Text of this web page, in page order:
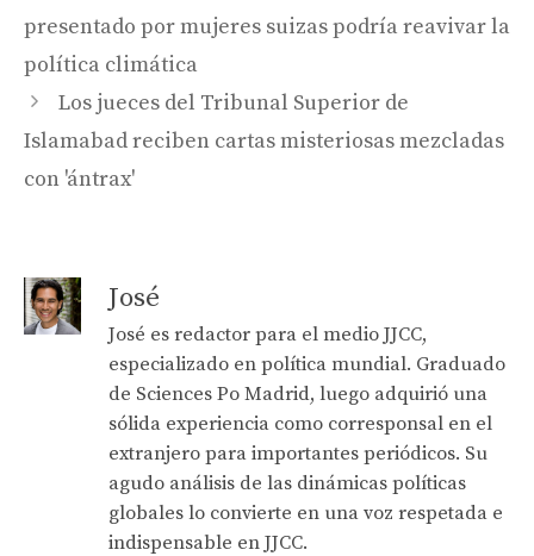
presentado por mujeres suizas podría reavivar la
política climática
Los jueces del Tribunal Superior de
Islamabad reciben cartas misteriosas mezcladas
con 'ántrax'
José
José es redactor para el medio JJCC,
especializado en política mundial. Graduado
de Sciences Po Madrid, luego adquirió una
sólida experiencia como corresponsal en el
extranjero para importantes periódicos. Su
agudo análisis de las dinámicas políticas
globales lo convierte en una voz respetada e
indispensable en JJCC.